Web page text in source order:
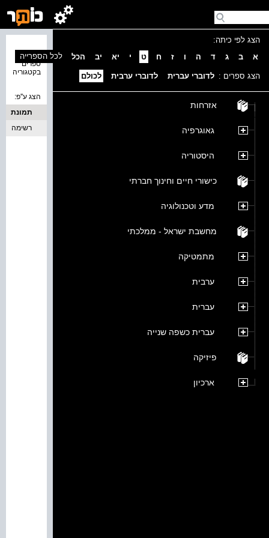
הצג לפי כיתה:
א
ב ג ד ה ו ז ח ט י יא יב הכל
הצג ספרים : לדוברי עברית לדוברי ערבית לכולם
אזרחות
גאוגרפיה
היסטוריה
כישורי חיים וחינוך חברתי
מדע וטכנולוגיה
מחשבת ישראל - ממלכתי
מתמטיקה
ערבית
עברית
עברית כשפה שנייה
פיזיקה
ארכיון
ספרים
בקטגוריה
לכל הספרייה
הצג ע''פ:
תמונת
כריכה
רשימה